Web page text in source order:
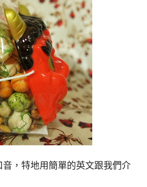
音，特地用簡單的英文跟我們介